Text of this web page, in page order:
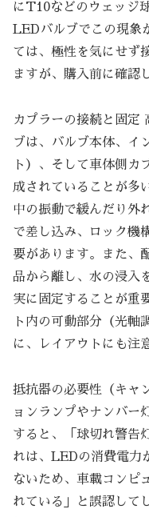
にT10などのウェッジ
LEDバルブでこの現象
ては、極性を気にせず
ますが、購入前に確認
カプラーの接続と固定
ブは、バルブ本体、イ
ト）、そして車体側カ
成されていることが多
中の振動で緩んだり外
で差し込み、ロック機
要があります。また、
品から離し、水の浸入
実に固定することが重
ト内の可動部分（光軸
に、レイアウトにも注
抵抗器の必要性（キャ
ョンランプやナンバー
すると、「球切れ警告
れは、LEDの消費電力
ないため、車載コンピ
れている」と誤認して